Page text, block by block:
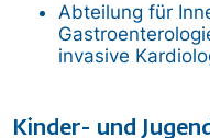
Abteilung für
invasive
Kinder- und